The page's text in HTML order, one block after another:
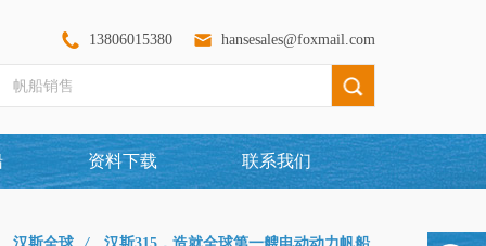
13806015380 hansesales@foxmail.com
资料下载 联系我们
/